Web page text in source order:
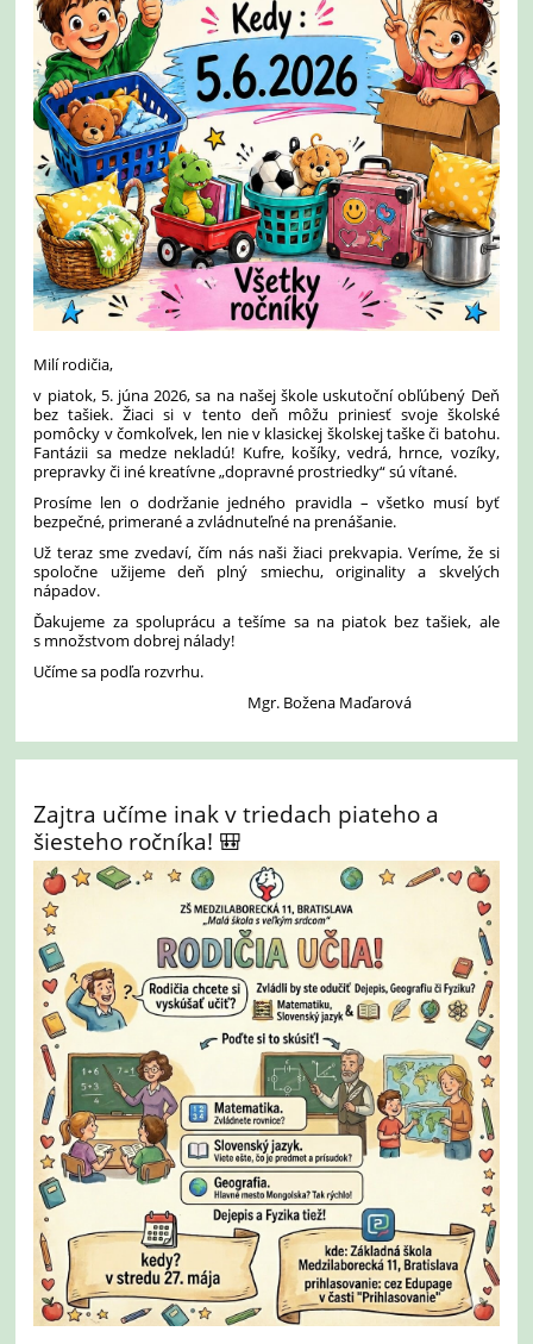
Milí rodičia,
v piatok, 5. júna 2026, sa na našej škole uskutoční obľúbený Deň
bez tašiek. Žiaci si v tento deň môžu priniesť svoje školské
pomôcky v čomkoľvek, len nie v klasickej školskej taške či batohu.
Fantázii sa medze nekladú! Kufre, košíky, vedrá, hrnce, vozíky,
prepravky či iné kreatívne „dopravné prostriedky“ sú vítané.
Prosíme len o dodržanie jedného pravidla – všetko musí byť
bezpečné, primerané a zvládnuteľné na prenášanie.
Už teraz sme zvedaví, čím nás naši žiaci prekvapia. Veríme, že si
spoločne užijeme deň plný smiechu, originality a skvelých
nápadov.
Ďakujeme za spoluprácu a tešíme sa na piatok bez tašiek, ale
s množstvom dobrej nálady!
Učíme sa podľa rozvrhu.
Mgr. Božena Maďarová
Zajtra učíme inak v triedach piateho a
šiesteho ročníka! 🎒